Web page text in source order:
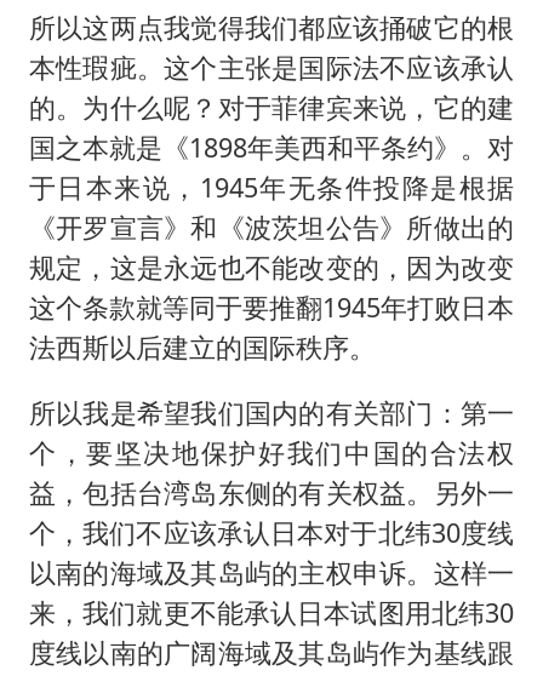
所以这两点我觉得我们都应该捅破它的根
本性瑕疵。这个主张是国际法不应该承认
的。为什么呢？对于菲律宾来说，它的建
国之本就是《1898年美西和平条约》。对
于日本来说，1945年无条件投降是根据
《开罗宣言》和《波茨坦公告》所做出的
规定，这是永远也不能改变的，因为改变
这个条款就等同于要推翻1945年打败日本
法西斯以后建立的国际秩序。
所以我是希望我们国内的有关部门：第一
个，要坚决地保护好我们中国的合法权
益，包括台湾岛东侧的有关权益。另外一
个，我们不应该承认日本对于北纬30度线
以南的海域及其岛屿的主权申诉。这样一
来，我们就更不能承认日本试图用北纬30
度线以南的广阔海域及其岛屿作为基线跟